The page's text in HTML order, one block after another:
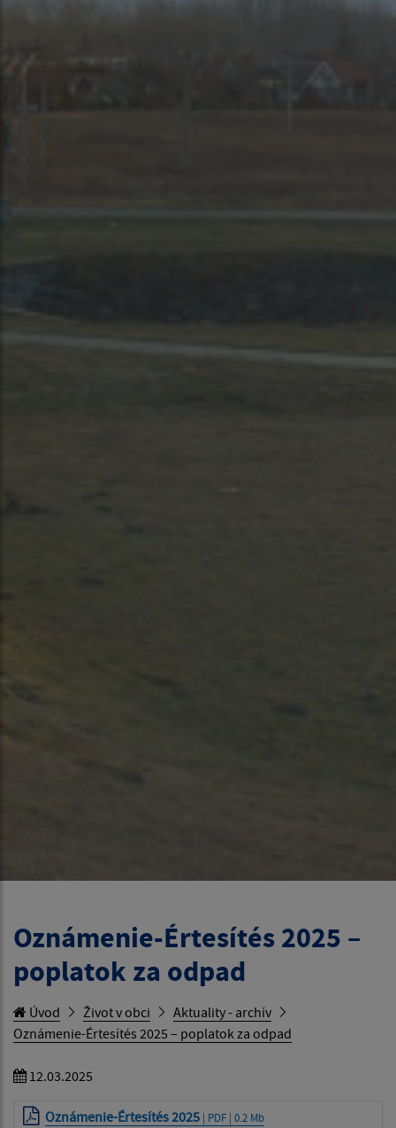
Oznámenie-Értesítés 2025 –
poplatok za odpad
Úvod Život v obci
Aktuality - archív
Oznámenie-Értesítés 2025 – poplatok za odpad
12.03.2025
Oznámenie-Értesítés 2025 | PDF | 0.2 Mb